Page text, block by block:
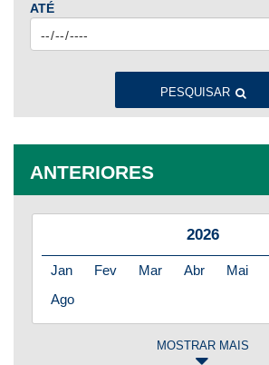
ATÉ
PESQUISAR
ANTERIORES
2026
Jan Fev Mar Abr Mai
Ago
MOSTRAR MAIS